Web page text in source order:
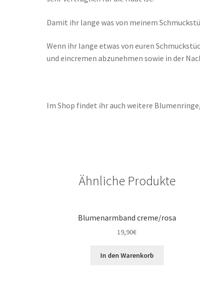
Damit ihr lange was von meinem
Wenn ihr lange etwas von euren
und eincremen abzunehmen sowie in der
Im Shop findet ihr auch weitere
Ähnliche Produkte
Blumenarmband creme/rosa
19,90€
In den Warenkorb